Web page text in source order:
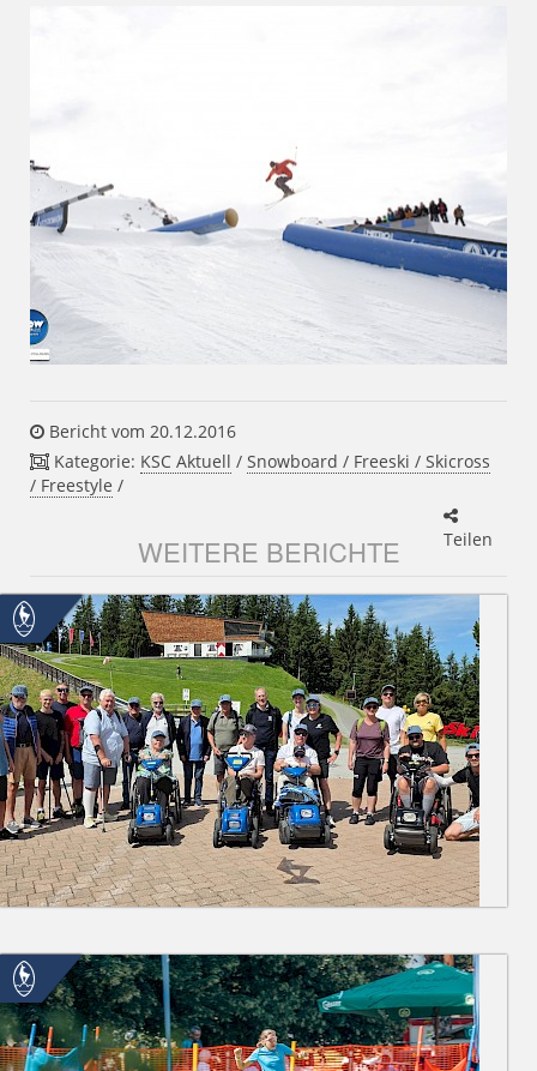
Bericht vom 20.12.2016
Kategorie: KSC Aktuell / Snowboard / Freeski / Skicross
/ Freestyle /
Teilen
WEITERE BERICHTE